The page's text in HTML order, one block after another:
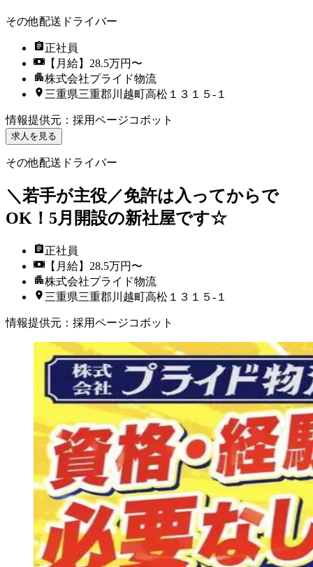
その他配送ドライバー
正社員
【月給】28.5万円〜
株式会社プライド物流
三重県三重郡川越町高松１３１５‐１
情報提供元 ： 採用ページコボット
求人を見る
その他配送ドライバー
＼若手が主役／免許は入ってからで
OK！5月開設の新社屋です☆
正社員
【月給】28.5万円〜
株式会社プライド物流
三重県三重郡川越町高松１３１５‐１
情報提供元 ： 採用ページコボット